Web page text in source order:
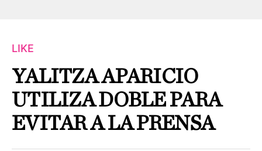
LIKE
YALITZA APARICIO
UTILIZA DOBLE PARA
EVITAR A LA PRENSA